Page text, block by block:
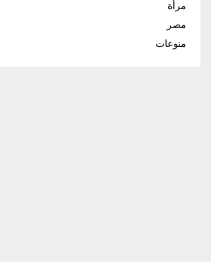
مرأة
مصر
منوعات